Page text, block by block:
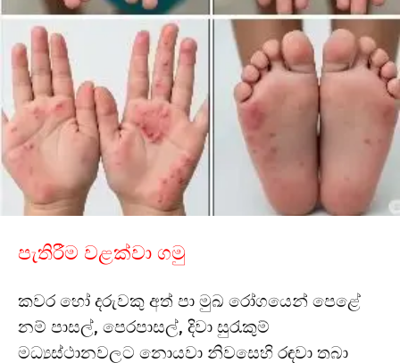
පැතිරීම වළක්වා ගමු
කවර හෝ දරුවකු අත් පා මුඛ රෝගයෙන් පෙළේ
නම් පාසල්, පෙරපාසල්, දිවා සුරැකුම්
මධ්‍යස්ථානවලට නොයවා නිවසෙහි රඳවා තබා